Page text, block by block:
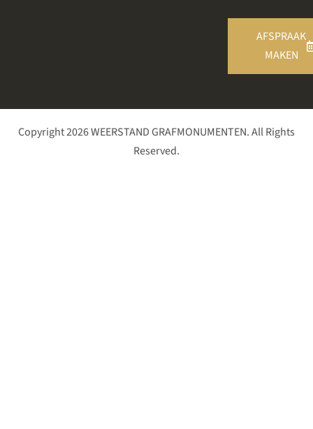
AFSPRAAK
MAKEN
Copyright 2026 WEERSTAND GRAFMONUMENTEN. All Rights
Reserved.